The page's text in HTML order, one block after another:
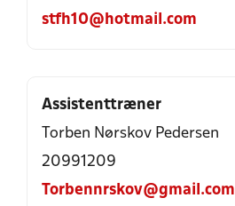
stfh10@hotmail.com
Assistenttræner
Torben Nørskov Pedersen
20991209
Torbennrskov@gmail.com